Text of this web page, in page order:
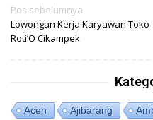
Navigasi
pos
Pos sebelumnya
Lowongan Kerja Karyawan Toko
Roti’O Cikampek
Aceh Ajibarang